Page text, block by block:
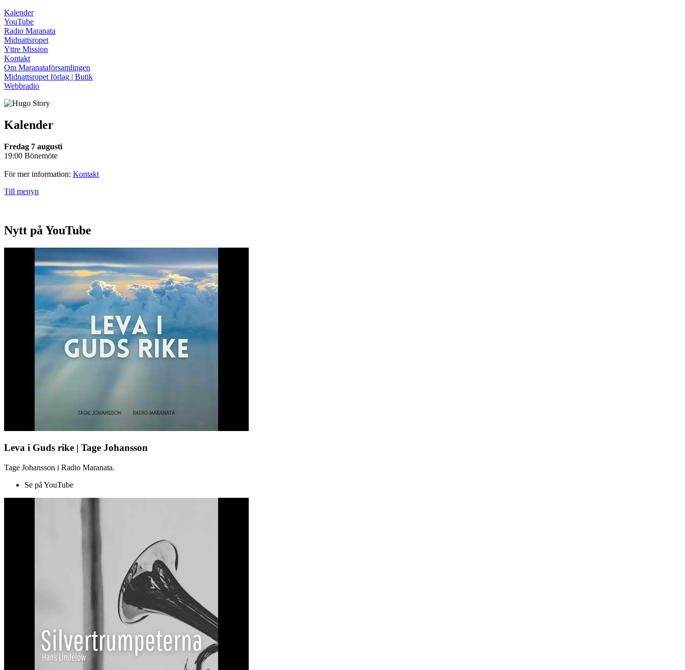
Kalender
YouTube
Radio Maranata
Midnattsropet
Yttre Mission
Kontakt
Om Maranataförsamlingen
Midnattsropet förlag | Butik
Webbradio
Kalender
Fredag 7 augusti
19:00 Bönemöte
För mer information: Kontakt
Till menyn
Nytt på YouTube
Leva i Guds rike | Tage Johansson
Tage Johansson i Radio Maranata.
Se på YouTube